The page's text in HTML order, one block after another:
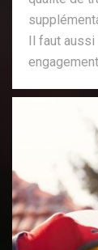
Il faut aussi
engagement.